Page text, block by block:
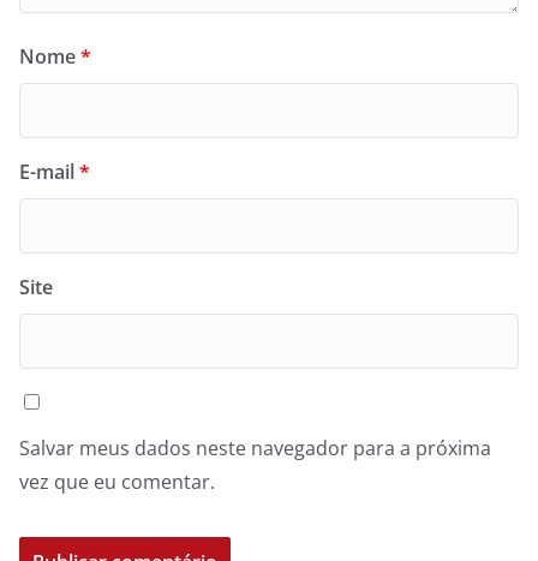
Nome*
E-mail*
Site
Salvar meus dados neste navegador para a próxima
vez que eu comentar.